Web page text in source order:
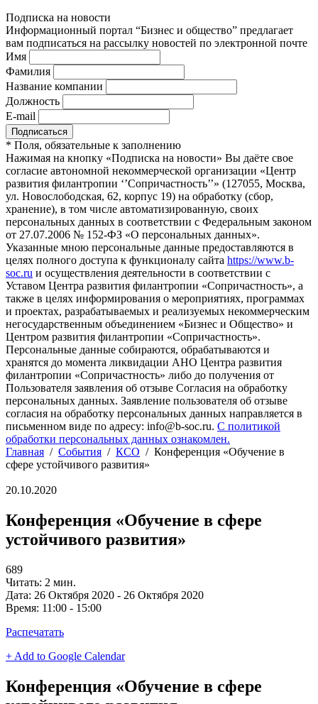
Подписка на новости
Информационный портал “Бизнес и общество” предлагает
вам подписаться на рассылку новостей по электронной почте
Имя
Фамилия
Название компании
Должность
E-mail
* Поля, обязательные к заполнению
Нажимая на кнопку «Подписка на новости» Вы даёте свое
согласие автономной некоммерческой организации «Центр
развития филантропии ‘’Сопричастность’’» (127055, Москва,
ул. Новослободская, 62, корпус 19) на обработку (сбор,
хранение), в том числе автоматизированную, своих
персональных данных в соответствии с Федеральным законом
от 27.07.2006 № 152-ФЗ «О персональных данных».
Указанные мною персональные данные предоставляются в
целях полного доступа к функционалу сайта https://www.b-
soc.ru и осуществления деятельности в соответствии с
Уставом Центра развития филантропии «Сопричастность», а
также в целях информирования о мероприятиях, программах
и проектах, разрабатываемых и реализуемых некоммерческим
негосударственным объединением «Бизнес и Общество» и
Центром развития филантропии «Сопричастность».
Персональные данные собираются, обрабатываются и
хранятся до момента ликвидации АНО Центра развития
филантропии «Сопричастность» либо до получения от
Пользователя заявления об отзыве Согласия на обработку
персональных данных. Заявление пользователя об отзыве
согласия на обработку персональных данных направляется в
письменном виде по адресу: info@b-soc.ru. С политикой
обработки персональных данных ознакомлен.
Главная / События / КСО / Конференция «Обучение в
сфере устойчивого развития»
20.10.2020
Конференция «Обучение в сфере
устойчивого развития»
689
Читать: 2 мин.
Дата: 26 Октября 2020 - 26 Октября 2020
Время: 11:00 - 15:00
Распечатать
+ Add to Google Calendar
Конференция «Обучение в сфере